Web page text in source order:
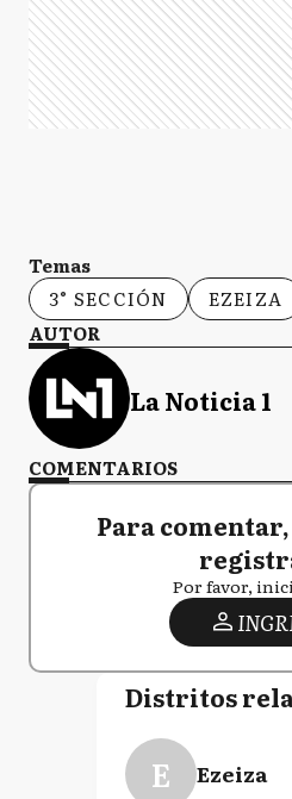
Temas
3° SECCIÓN
EZEIZA
AUTOR
La Noticia 1
COMENTARIOS
Para
Por favor,
Distritos
E Ezeiza